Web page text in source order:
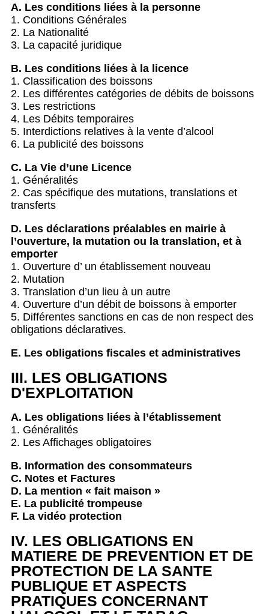
A. Les conditions liées à la personne
1. Conditions Générales
2. La Nationalité
3. La capacité juridique
B. Les conditions liées à la licence
1. Classification des boissons
2. Les différentes catégories de débits de boissons
3. Les restrictions
4. Les Débits temporaires
5. Interdictions relatives à la vente d’alcool
6. La publicité des boissons
C. La Vie d’une Licence
1. Généralités
2. Cas spécifique des mutations, translations et
transferts
D. Les déclarations préalables en mairie à
l’ouverture, la mutation ou la translation, et à
emporter
1. Ouverture d’ un établissement nouveau
2. Mutation
3. Translation d’un lieu à un autre
4. Ouverture d’un débit de boissons à emporter
5. Différentes sanctions en cas de non respect des
obligations déclaratives.
E. Les obligations fiscales et administratives
III. LES OBLIGATIONS
D'EXPLOITATION
A. Les obligations liées à l’établissement
1. Généralités
2. Les Affichages obligatoires
B. Information des consommateurs
C. Notes et Factures
D. La mention « fait maison »
E. La publicité trompeuse
F. La vidéo protection
IV. LES OBLIGATIONS EN
MATIERE DE PREVENTION ET DE
PROTECTION DE LA SANTE
PUBLIQUE ET ASPECTS
PRATIQUES CONCERNANT